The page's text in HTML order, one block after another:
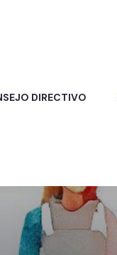
DIRECTIVO